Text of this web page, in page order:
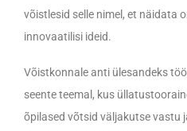
võistlesid selle nimel, et näidata
innovaatilisi ideid.
Võistkonnale anti ülesandeks
seente teemal, kus
õpilased võtsid väljakutse vastu